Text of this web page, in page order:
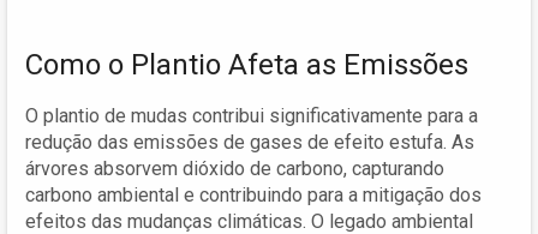
Como o Plantio Afeta as Emissões
O plantio de mudas contribui significativamente para a
redução das emissões de gases de efeito estufa. As
árvores absorvem dióxido de carbono, capturando
carbono ambiental e contribuindo para a mitigação dos
efeitos das mudanças climáticas. O legado ambiental